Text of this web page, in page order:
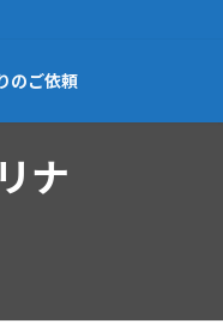
のご依頼
ナ